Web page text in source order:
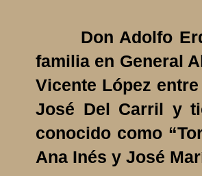
Don Adolfo
familia en General
Vicente López
José Del Carril y
conocido como
Ana Inés y José